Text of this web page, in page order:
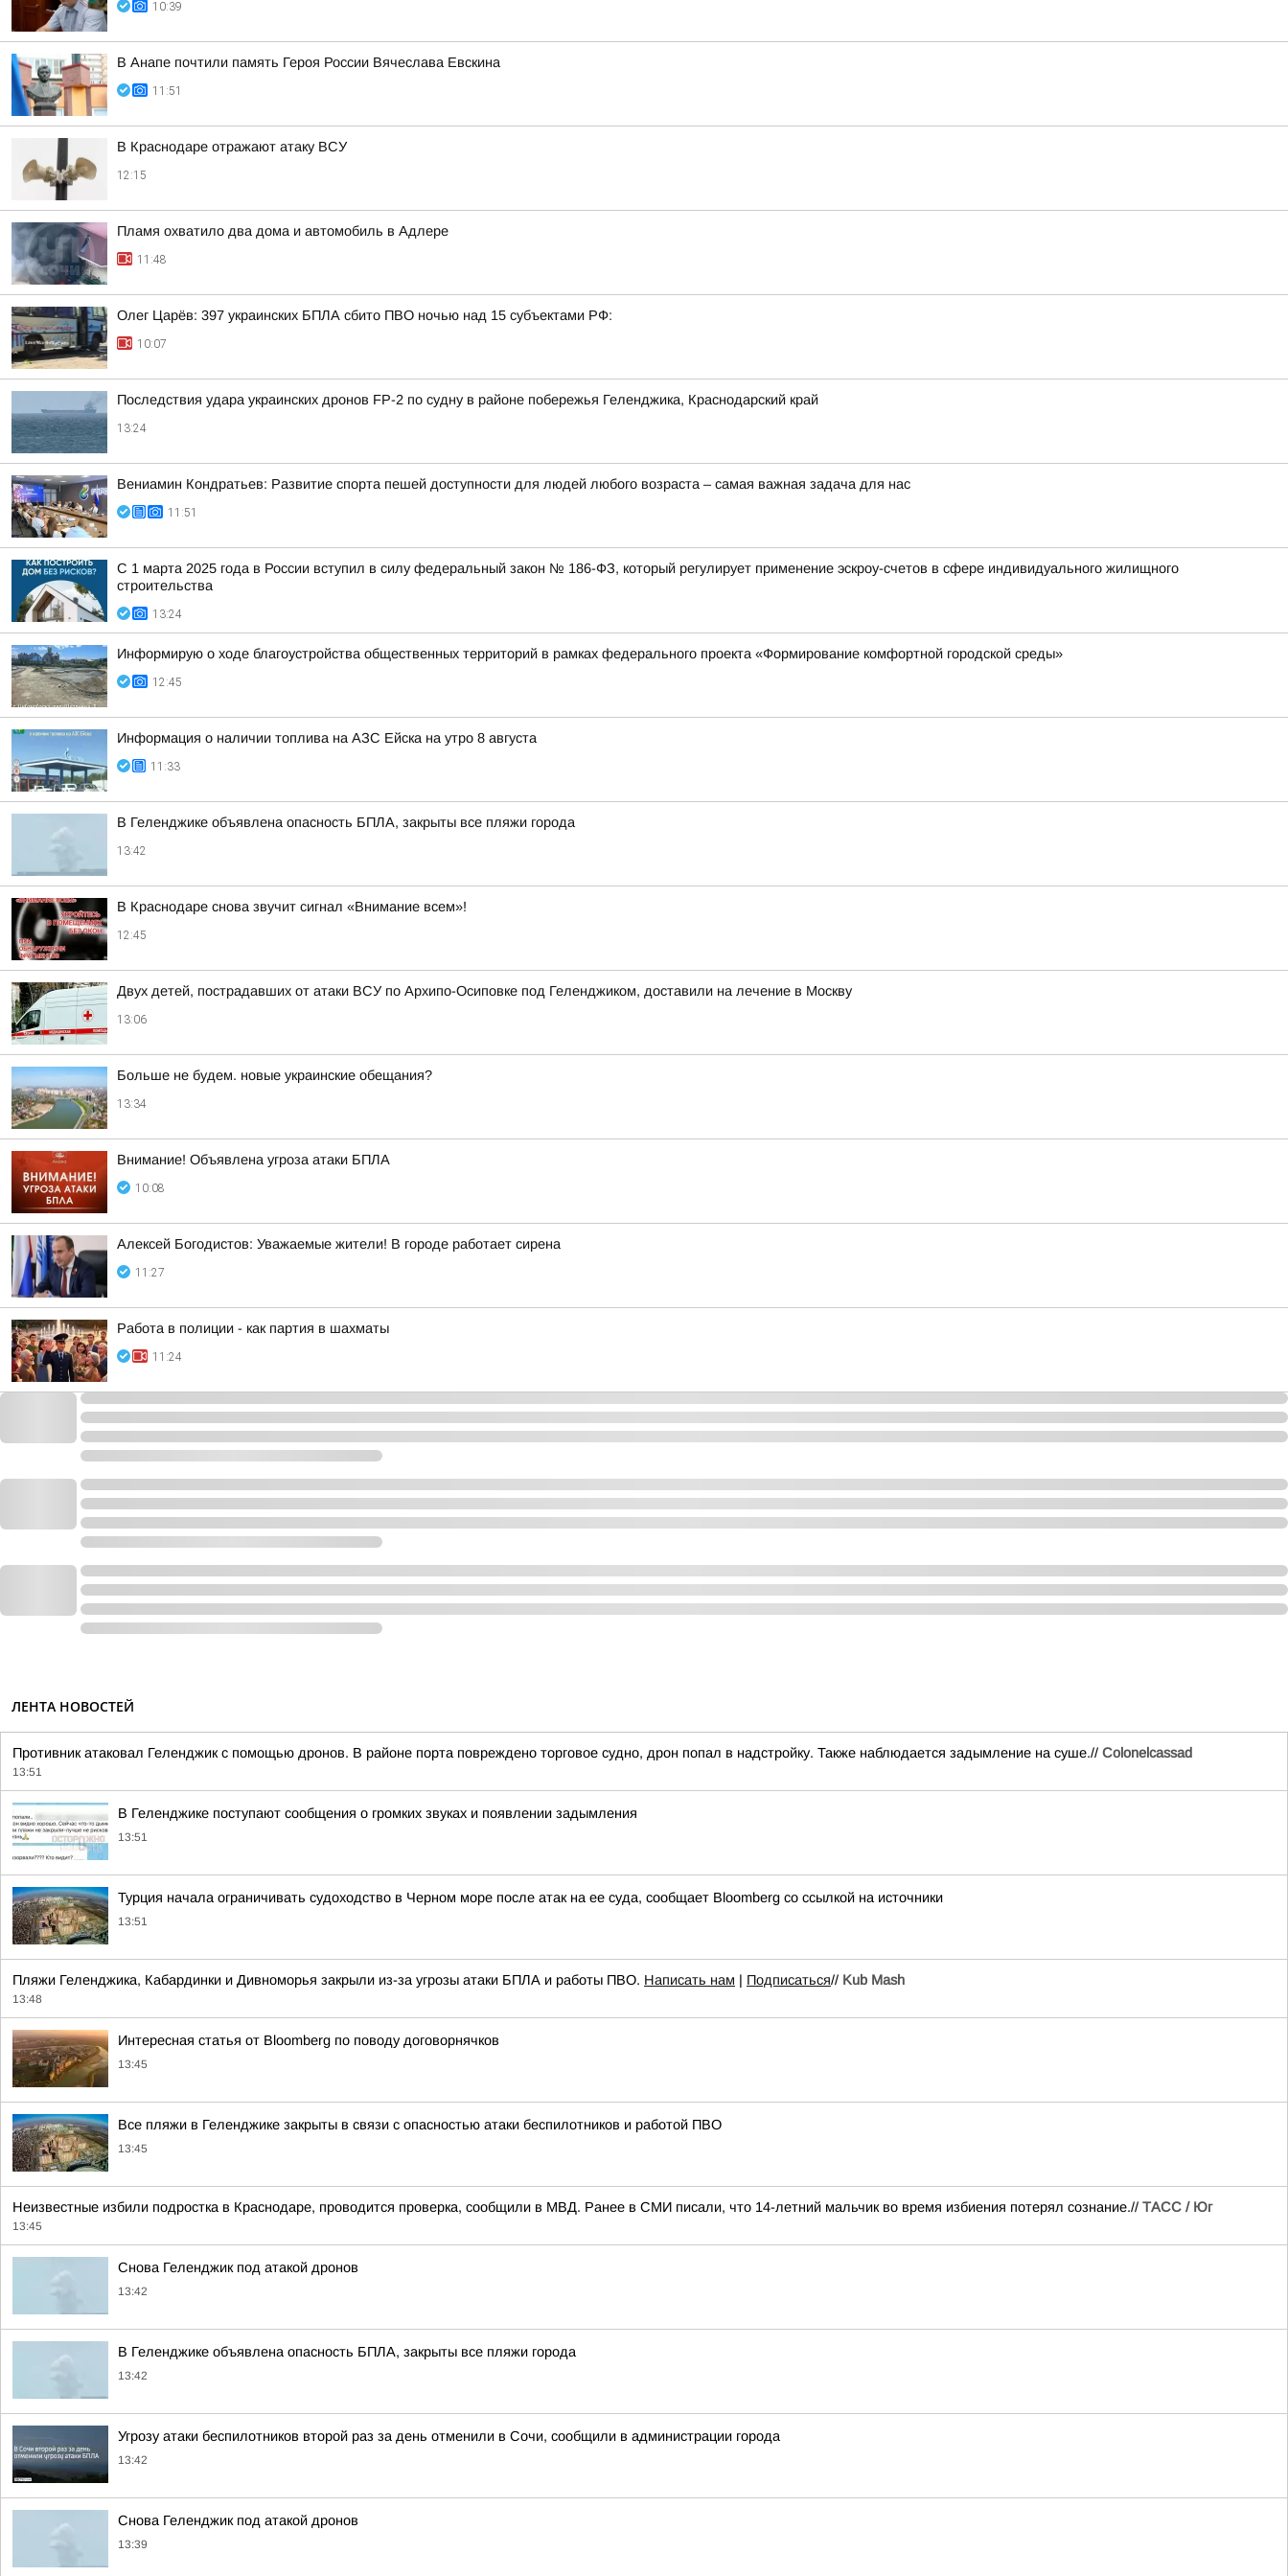
10:39
В Анапе почтили память Героя России Вячеслава Евскина
11:51
В Краснодаре отражают атаку ВСУ
12:15
Пламя охватило два дома и автомобиль в Адлере
11:48
Олег Царёв: 397 украинских БПЛА сбито ПВО ночью над 15 субъектами РФ:
10:07
Последствия удара украинских дронов FP-2 по судну в районе побережья Геленджика, Краснодарский край
13:24
Вениамин Кондратьев: Развитие спорта пешей доступности для людей любого возраста – самая важная задача для нас
11:51
С 1 марта 2025 года в России вступил в силу федеральный закон № 186-ФЗ, который регулирует применение эскроу-счетов в сфере индивидуального жилищного
строительства
13:24
Информирую о ходе благоустройства общественных территорий в рамках федерального проекта «Формирование комфортной городской среды»
12:45
Информация о наличии топлива на АЗС Ейска на утро 8 августа
11:33
В Геленджике объявлена опасность БПЛА, закрыты все пляжи города
13:42
В Краснодаре снова звучит сигнал «Внимание всем»!
12:45
Двух детей, пострадавших от атаки ВСУ по Архипо-Осиповке под Геленджиком, доставили на лечение в Москву
13:06
Больше не будем. новые украинские обещания?
13:34
Внимание! Объявлена угроза атаки БПЛА
10:08
Алексей Богодистов: Уважаемые жители! В городе работает сирена
11:27
Работа в полиции - как партия в шахматы
11:24
ЛЕНТА НОВОСТЕЙ
Противник атаковал Геленджик с помощью дронов. В районе порта повреждено торговое судно, дрон попал в надстройку. Также наблюдается задымление на суше.// Colonelcassad
13:51
В Геленджике поступают сообщения о громких звуках и появлении задымления
13:51
Турция начала ограничивать судоходство в Черном море после атак на ее суда, сообщает Bloomberg со ссылкой на источники
13:51
Пляжи Геленджика, Кабардинки и Дивноморья закрыли из-за угрозы атаки БПЛА и работы ПВО. Написать нам | Подписаться// Kub Mash
13:48
Интересная статья от Bloomberg по поводу договорнячков
13:45
Все пляжи в Геленджике закрыты в связи с опасностью атаки беспилотников и работой ПВО
13:45
Неизвестные избили подростка в Краснодаре, проводится проверка, сообщили в МВД. Ранее в СМИ писали, что 14-летний мальчик во время избиения потерял сознание.// ТАСС / Юг
13:45
Снова Геленджик под атакой дронов
13:42
В Геленджике объявлена опасность БПЛА, закрыты все пляжи города
13:42
Угрозу атаки беспилотников второй раз за день отменили в Сочи, сообщили в администрации города
13:42
Снова Геленджик под атакой дронов
13:39